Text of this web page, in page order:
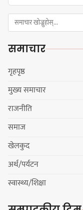
समाचार
गृहपृष्ठ
मुख्य समाचार
राजनीति
समाज
खेलकुद
अर्थ/पर्यटन
स्वास्थ्य/शिक्षा